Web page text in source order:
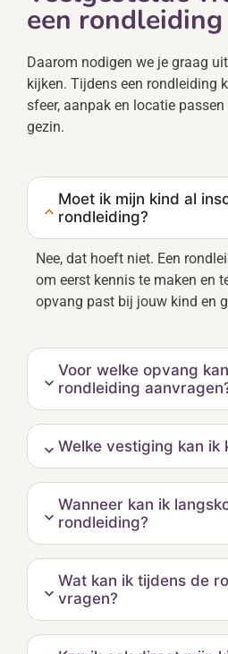
een
Daarom nodigen we je graag
kijken. Tijdens een rondleiding
sfeer, aanpak en locatie
gezin.
Moet ik mijn kind al
rondleiding?
Nee, dat hoeft niet. Een
om eerst kennis te maken en
opvang past bij jouw kind en
Voor welke opvang
rondleiding
Welke vestiging kan ik
Wanneer kan ik
rondleiding?
Wat kan ik tijdens de
vragen?